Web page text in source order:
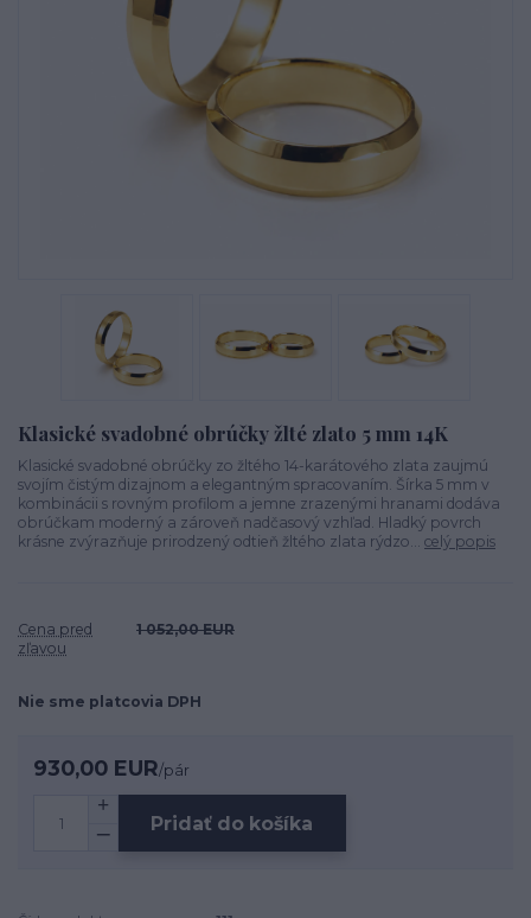
Klasické svadobné obrúčky žlté zlato 5 mm 14K
Klasické svadobné obrúčky zo žltého 14-karátového zlata zaujmú
svojím čistým dizajnom a elegantným spracovaním. Šírka 5 mm v
kombinácii s rovným profilom a jemne zrazenými hranami dodáva
obrúčkam moderný a zároveň nadčasový vzhľad. Hladký povrch
krásne zvýrazňuje prirodzený odtieň žltého zlata rýdzo... celý popis
Cena pred
zľavou
1 052,00 EUR
Nie sme platcovia DPH
930,00 EUR/pár
Pridať do košíka